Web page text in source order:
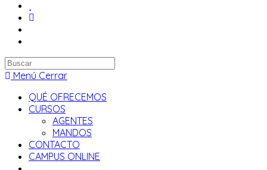
Buscar
en
web
Menú Cerrar
QUÉ OFRECEMOS
CURSOS
AGENTES
MANDOS
CONTACTO
CAMPUS ONLINE